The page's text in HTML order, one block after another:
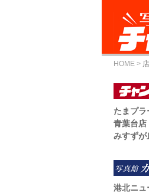
HOME >
たまプラ
青葉台店
みすずが
港北ニュ